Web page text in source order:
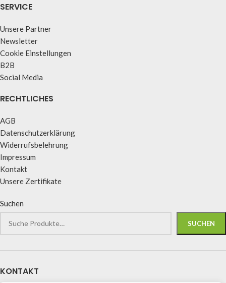
SERVICE
Unsere Partner
Newsletter
Cookie Einstellungen
B2B
Social Media
RECHTLICHES
AGB
Datenschutzerklärung
Widerrufsbelehrung
Impressum
Kontakt
Unsere Zertifikate
Suchen
SUCHEN
KONTAKT